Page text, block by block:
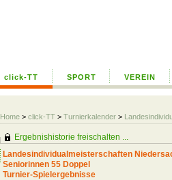
click-TT SPORT VEREIN
Home > click-TT > Turnierkalender >
Ergebnishistorie freischalten ...
Landesindividualmeisterschaften
Seniorinnen 55 Doppel
Turnier-Spielergebnisse